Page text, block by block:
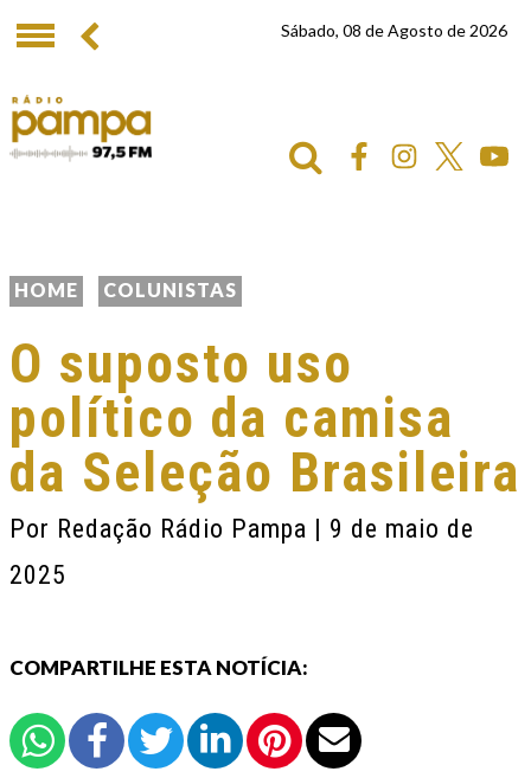
Sábado, 08 de Agosto de 2026
HOME COLUNISTAS
O suposto uso
político da camisa
da Seleção Brasileira
Por Redação Rádio Pampa | 9 de maio de
2025
COMPARTILHE ESTA NOTÍCIA: